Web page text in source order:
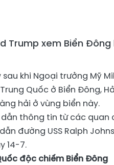
Trump xem Biển
khi Ngoại trưởng Mỹ
Quốc ở Biển Đông,
hải ở vùng biển này.
dẫn thông tin từ các quan
đường USS Ralph
14-7.
độc chiếm Biển Đông